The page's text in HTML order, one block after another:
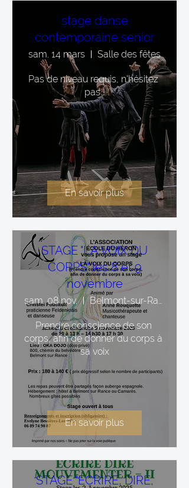
stage danse
contemporaine senior
sam. 14 mars Salle des fêtes
Pas de niveau requis, n'hésitez
pas !
En savoir plus
STAGE "LA VOIX DU
CORPS" les 8 et 9
novembre
sam. 08 nov.
Prendre conscience de son
corps, afin de donner du corps à
sa voix
En savoir plus
STAGE "ECRIRE, DIRE,